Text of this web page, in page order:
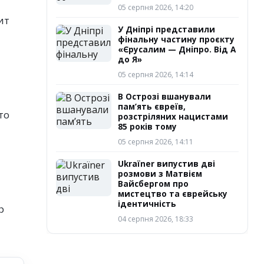
05 серпня 2026, 14:20
У Дніпрі представили
фінальну частину проєкту
«Єрусалим — Дніпро. Від А
до Я»
05 серпня 2026, 14:14
В Острозі вшанували
пам’ять євреїв,
розстріляних нацистами
85 років тому
05 серпня 2026, 14:11
Ukraїner випустив дві
розмови з Матвієм
Вайсбергом про
мистецтво та єврейську
ідентичність
04 серпня 2026, 18:33